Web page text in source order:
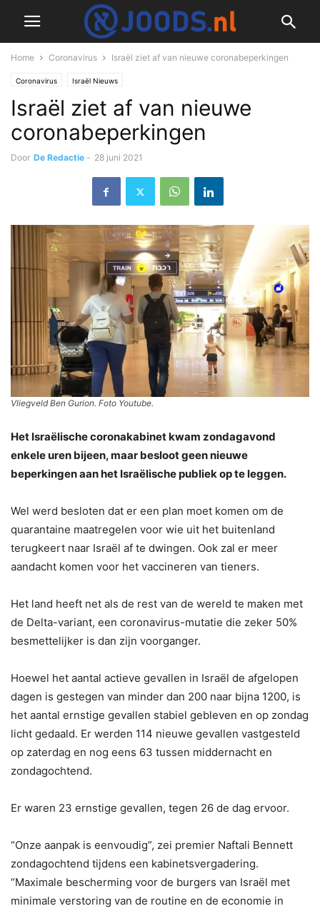
Home Coronavirus Israël ziet af van nieuwe coronabeperkingen
Coronavirus Israël Nieuws
Israël ziet af van nieuwe
coronabeperkingen
Door De Redactie - 28 juni 2021
Vliegveld Ben Gurion. Foto Youtube.
Het Israëlische coronakabinet kwam zondagavond
enkele uren bijeen, maar besloot geen nieuwe
beperkingen aan het Israëlische publiek op te leggen.
Wel werd besloten dat er een plan moet komen om de
quarantaine maatregelen voor wie uit het buitenland
terugkeert naar Israël af te dwingen. Ook zal er meer
aandacht komen voor het vaccineren van tieners.
Het land heeft net als de rest van de wereld te maken met
de Delta-variant, een coronavirus-mutatie die zeker 50%
besmettelijker is dan zijn voorganger.
Hoewel het aantal actieve gevallen in Israël de afgelopen
dagen is gestegen van minder dan 200 naar bijna 1200, is
het aantal ernstige gevallen stabiel gebleven en op zondag
licht gedaald. Er werden 114 nieuwe gevallen vastgesteld
op zaterdag en nog eens 63 tussen middernacht en
zondagochtend.
Er waren 23 ernstige gevallen, tegen 26 de dag ervoor.
“Onze aanpak is eenvoudig”, zei premier Naftali Bennett
zondagochtend tijdens een kabinetsvergadering.
“Maximale bescherming voor de burgers van Israël met
minimale verstoring van de routine en de economie in